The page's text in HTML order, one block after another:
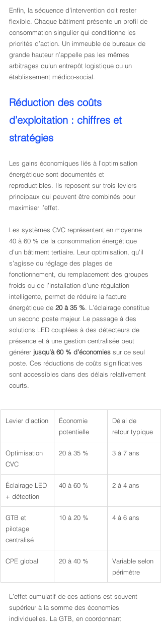
Enfin, la séquence d’intervention doit rester
flexible. Chaque bâtiment présente un profil de
consommation singulier qui conditionne les
priorités d’action. Un immeuble de bureaux de
grande hauteur n’appelle pas les mêmes
arbitrages qu’un entrepôt logistique ou un
établissement médico-social.
Réduction des coûts
d’exploitation : chiffres et
stratégies
Les gains économiques liés à l’optimisation
énergétique sont documentés et
reproductibles. Ils reposent sur trois leviers
principaux qui peuvent être combinés pour
maximiser l’effet.
Les systèmes CVC représentent en moyenne
40 à 60 % de la consommation énergétique
d’un bâtiment tertiaire. Leur optimisation, qu’il
s’agisse du réglage des plages de
fonctionnement, du remplacement des groupes
froids ou de l’installation d’une régulation
intelligente, permet de réduire la facture
énergétique de 20 à 35 % . L’éclairage constitue
un second poste majeur. Le passage à des
solutions LED couplées à des détecteurs de
présence et à une gestion centralisée peut
générer jusqu’à 60 % d’économies sur ce seul
poste. Ces réductions de coûts significatives
sont accessibles dans des délais relativement
courts.
Levier d’action
Économie
potentielle
Délai de
retour typique
Optimisation
CVC
20 à 35 % 3 à 7 ans
Éclairage LED
+ détection
40 à 60 % 2 à 4 ans
GTB et
pilotage
centralisé
10 à 20 % 4 à 6 ans
CPE global 20 à 40 %
Variable selon
périmètre
L’effet cumulatif de ces actions est souvent
supérieur à la somme des économies
individuelles. La GTB, en coordonnant